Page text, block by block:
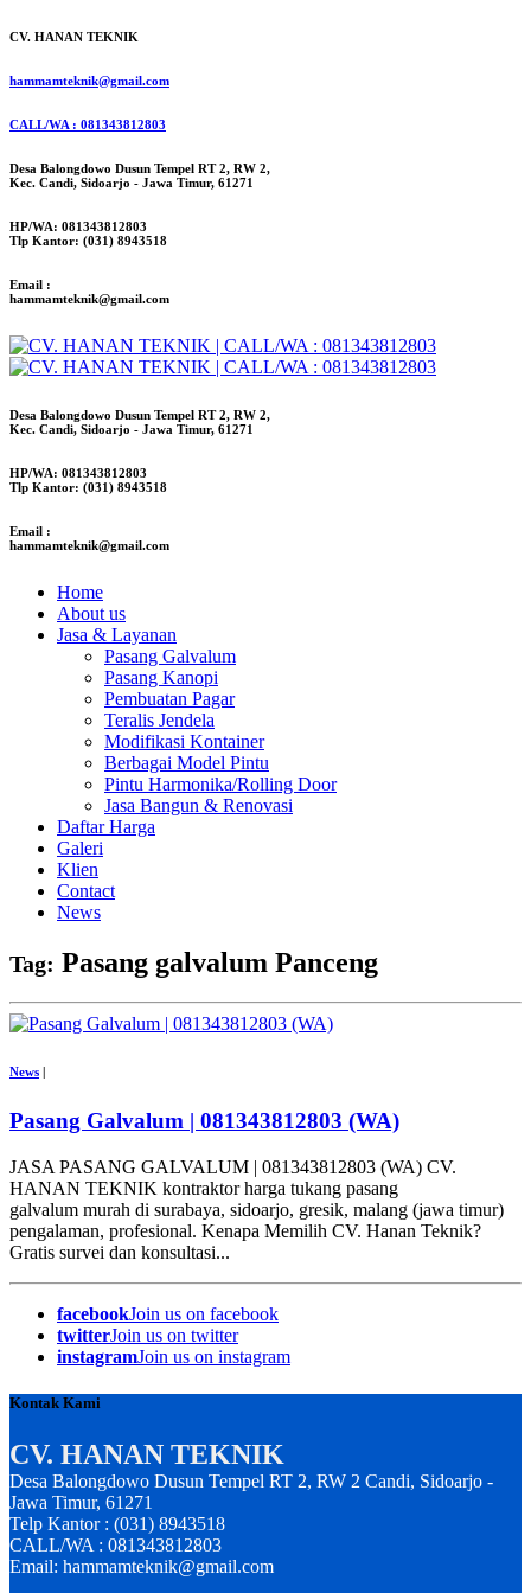
CV. HANAN TEKNIK
hammamteknik@gmail.com
CALL/WA : 081343812803
Desa Balongdowo Dusun Tempel RT 2, RW 2,
Kec. Candi, Sidoarjo - Jawa Timur, 61271
HP/WA: 081343812803
Tlp Kantor: (031) 8943518
Email :
hammamteknik@gmail.com
Desa Balongdowo Dusun Tempel RT 2, RW 2,
Kec. Candi, Sidoarjo - Jawa Timur, 61271
HP/WA: 081343812803
Tlp Kantor: (031) 8943518
Email :
hammamteknik@gmail.com
Home
About us
Jasa & Layanan
Pasang Galvalum
Pasang Kanopi
Pembuatan Pagar
Teralis Jendela
Modifikasi Kontainer
Berbagai Model Pintu
Pintu Harmonika/Rolling Door
Jasa Bangun & Renovasi
Daftar Harga
Galeri
Klien
Contact
News
Tag: Pasang galvalum Panceng
News
Pasang Galvalum | 081343812803 (WA)
JASA PASANG GALVALUM | 081343812803 (WA) CV.
HANAN TEKNIK kontraktor harga tukang pasang
galvalum murah di surabaya, sidoarjo, gresik, malang (jawa timur)
pengalaman, profesional. Kenapa Memilih CV. Hanan Teknik?
Gratis survei dan konsultasi...
facebookJoin us on facebook
twitterJoin us on twitter
instagramJoin us on instagram
Kontak Kami
CV. HANAN TEKNIK
Desa Balongdowo Dusun Tempel RT 2, RW 2 Candi, Sidoarjo -
Jawa Timur, 61271
Telp Kantor : (031) 8943518
CALL/WA : 081343812803
Email: hammamteknik@gmail.com